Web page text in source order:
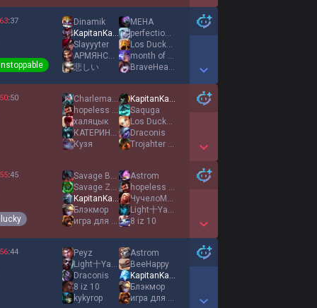
Show More Detail Games
63:37
Dinamik
KapitanKakao
Slаyyyter
АРМЯНСКИЙ ТВОРОГ
悲しい
МЕНА
perfectionist
Los Duckos
month of pain
BraveHearts
Show More Detail Games
50:50
Charlemagne
hopeless kid
халяцык
КАТЕРИНА ПЕТРОВА
Кузя
KapitanKakao
Saquga
Los Duckos
Draconis
Trojahter Jackms
Show More Detail Games
55:45
Savage BronyBoy
Savage Zaci Chan
KapitanKakao
Блэкмор
игра для бомжей
Astrom
hopeless kid
ЧучелоМяучело
Light十Yagami
8 iz 10
Show More Detail Games
56:44
Peyz
Light十Yagami
Draconis
8 iz 10
kykyrop
Astrom
BeeHappy
KapitanKakao
Блэкмор
игра для бомжей